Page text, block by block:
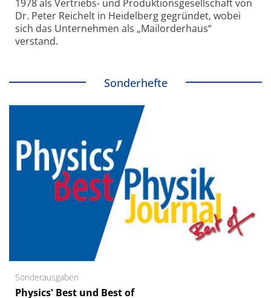
1978 als Vertriebs- und Produktionsgesellschaft von
Dr. Peter Reichelt in Heidelberg gegründet, wobei
sich das Unternehmen als „Mailorderhaus“
verstand.
Sonderhefte
Sonderausgaben
Physics' Best und Best of